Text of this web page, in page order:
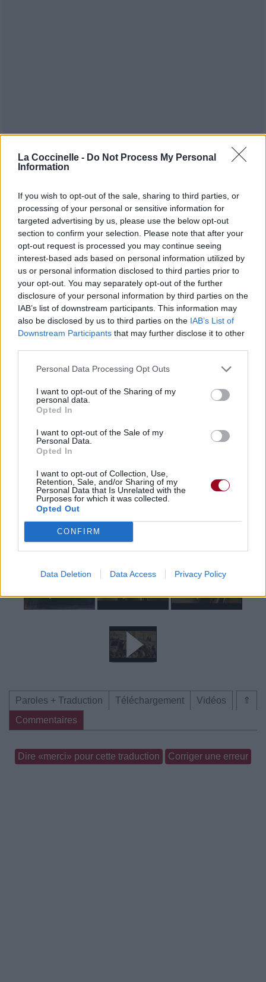
La Coccinelle - Do Not Process My Personal
Information
If you wish to opt-out of the sale, sharing to third parties, or
processing of your personal or sensitive information for
targeted advertising by us, please use the below opt-out
section to confirm your selection. Please note that after your
opt-out request is processed you may continue seeing
interest-based ads based on personal information utilized by
us or personal information disclosed to third parties prior to
your opt-out. You may separately opt-out of the further
disclosure of your personal information by third parties on the
IAB’s list of downstream participants. This information may
also be disclosed by us to third parties on the IAB’s List of
Downstream Participants that may further disclose it to other
Personal Data Processing Opt Outs
I want to opt-out of the Sharing of my
personal data.
Opted In
I want to opt-out of the Sale of my
Personal Data.
Opted In
I want to opt-out of Collection, Use,
Retention, Sale, and/or Sharing of my
Personal Data that Is Unrelated with the
Purposes for which it was collected.
Opted Out
CONFIRM
Data Deletion Data Access Privacy Policy
Publié parSucre en poudre
le 28 juin
Chanteurs : Max-A-Million
Albums :
Paroles + Traduction Téléchargement
Vidéos
Commentaires
Pour prolonger le plaisir musical :
Vous aimez chanter, apprenez la guitare chez
Télécharger légalement les MP3 ou trouver le CD sur
Trouver un instrument de musique ou une partition au
meilleur prix sur
Paroles + Traduction Téléchargement
Vidéos
Commentaires
Voir la vidéo de «Take Your Time»
⇑
Paroles + Traduction Téléchargement
Vidéos
Commentaires
Dire «merci» pour cette traduction Corriger une erreur